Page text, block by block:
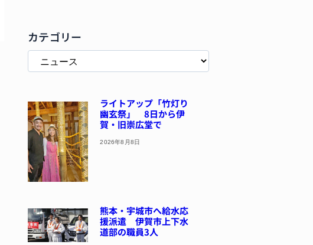
カテゴリー
ライトアップ「竹灯り
幽玄祭」 8日から伊
賀・旧崇広堂で
2026年8月8日
熊本・宇城市へ給水応
援派遣 伊賀市上下水
道部の職員3人